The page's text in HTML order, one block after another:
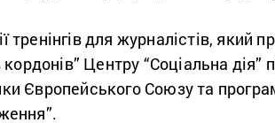
тренінгів для журналістів, який
Центру “Соціальна дія”
Європейського Союзу та